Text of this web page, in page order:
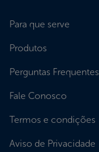
Para que serve
Produtos
Perguntas Frequentes
Fale Conosco
Termos e condições
Aviso de Privacidade